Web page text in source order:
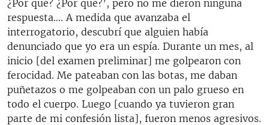
¿Por qué? ¿Por qué?’, pero no me dieron ninguna
respuesta…. A medida que avanzaba el
interrogatorio, descubrí que alguien había
denunciado que yo era un espía. Durante un mes, al
inicio [del examen preliminar] me golpearon con
ferocidad. Me pateaban con las botas, me daban
puñetazos o me golpeaban con un palo grueso en
todo el cuerpo. Luego [cuando ya tuvieron gran
parte de mi confesión lista], fueron menos agresivos.